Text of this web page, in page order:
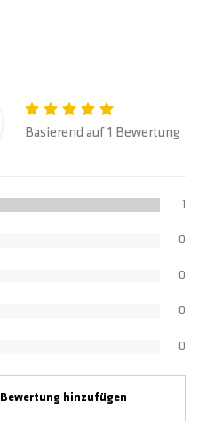
Basierend auf 1 Bewertung
1
0
0
0
0
Bewertung hinzufügen